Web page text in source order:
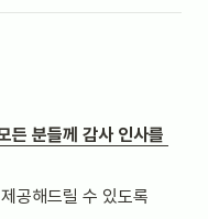
든 분들께 감사 인사를
공해드릴 수 있도록